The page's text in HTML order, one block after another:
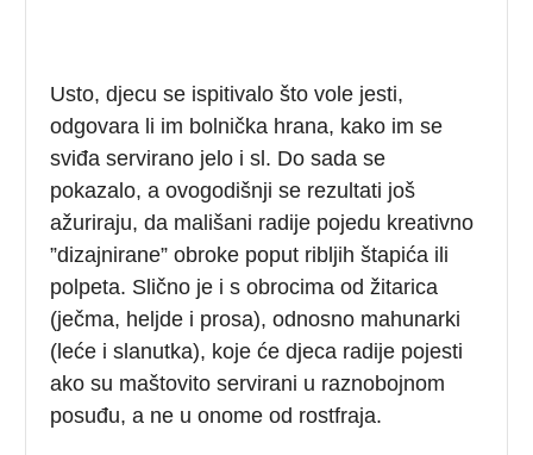
Usto, djecu se ispitivalo što vole jesti,
odgovara li im bolnička hrana, kako im se
sviđa servirano jelo i sl. Do sada se
pokazalo, a ovogodišnji se rezultati još
ažuriraju, da mališani radije pojedu kreativno
”dizajnirane” obroke poput ribljih štapića ili
polpeta. Slično je i s obrocima od žitarica
(ječma, heljde i prosa), odnosno mahunarki
(leće i slanutka), koje će djeca radije pojesti
ako su maštovito servirani u raznobojnom
posuđu, a ne u onome od rostfraja.